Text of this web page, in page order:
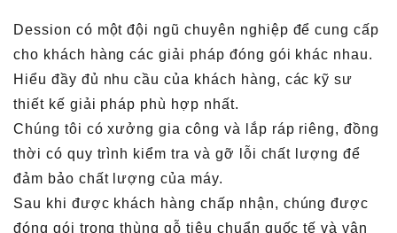
Dession có một đội ngũ chuyên nghiệp để cung cấp
cho khách hàng các giải pháp đóng gói khác nhau.
Hiểu đầy đủ nhu cầu của khách hàng, các kỹ sư
thiết kế giải pháp phù hợp nhất.
Chúng tôi có xưởng gia công và lắp ráp riêng, đồng
thời có quy trình kiểm tra và gỡ lỗi chất lượng để
đảm bảo chất lượng của máy.
Sau khi được khách hàng chấp nhận, chúng được
đóng gói trong thùng gỗ tiêu chuẩn quốc tế và vận